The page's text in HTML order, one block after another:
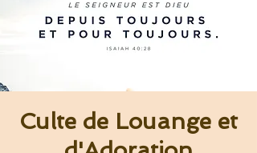
Culte de Louange et